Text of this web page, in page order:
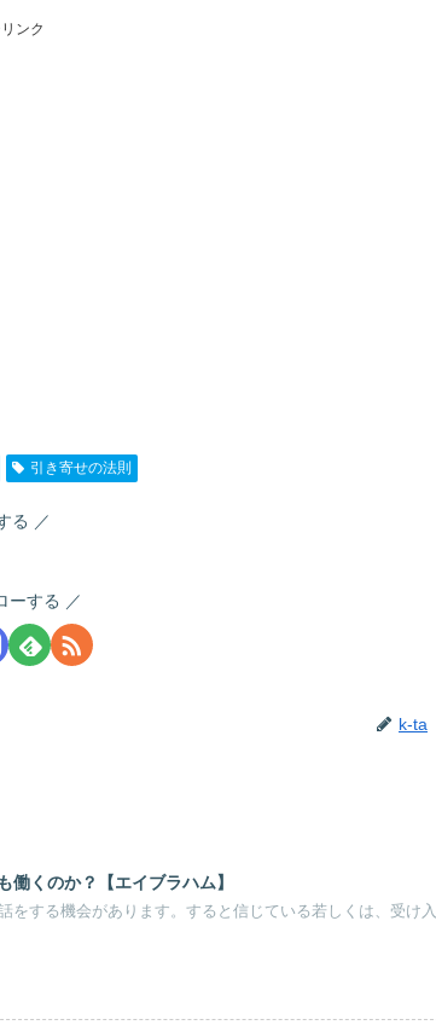
ンク
引き寄せの法則
る
ーする
k-ta
働くのか？【エイブラハム】
をする機会があります。すると信じている若しくは、受け入